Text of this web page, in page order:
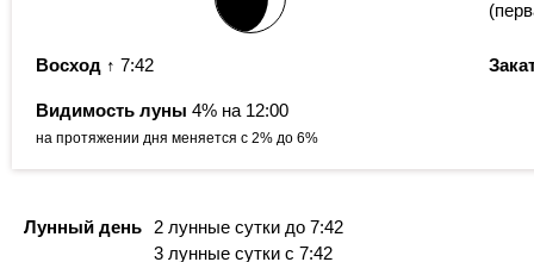
Восход ↑ 7:42
Видимость луны 4% на 12:00
на протяжении дня меняется с 2% до 6%
Лунный день 2 лунные сутки до 7:42
3 лунные сутки с 7:42